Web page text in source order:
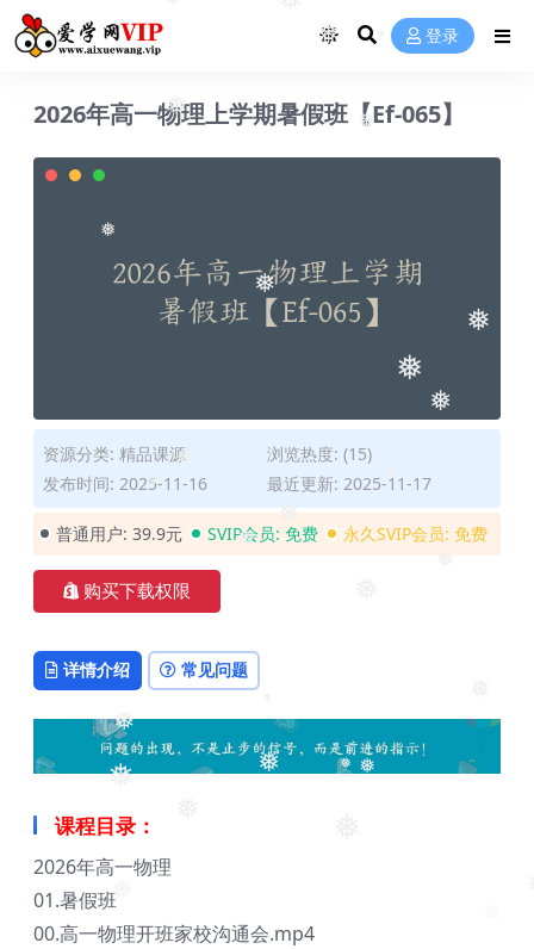
❅
❅
❅
❅
❅
❅
❅
❅
❅
❅
❅
❅
❅
❅ ❅
登录
2026年高一物理上学期暑假班【Ef-065】
资源分类: 精品课源
浏览热度: (15)
发布时间: 2025-11-16
最近更新: 2025-11-17
普通用户: 39.9元 SVIP会员: 免费 永久SVIP会员: 免费
购买下载权限
详情介绍 常见问题
课程目录：
2026年高一物理
01.暑假班
00.高一物理开班家校沟通会.mp4